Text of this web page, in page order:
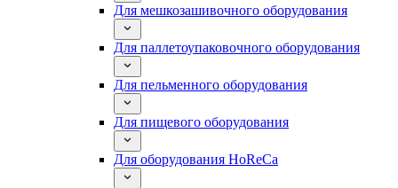
Для мешкозашивочного оборудования
Для паллетоупаковочного оборудования
Для пельменного оборудования
Для пищевого оборудования
Для оборудования HoReCa